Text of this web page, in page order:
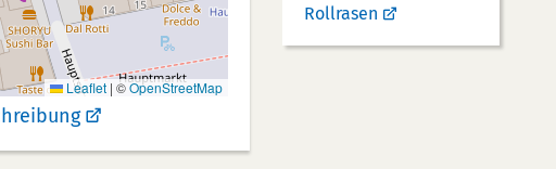
Leaflet | ©OpenStreetMap
Rollrasen